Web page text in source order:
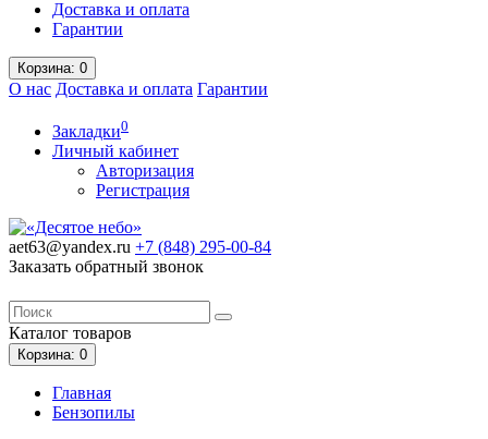
Доставка и оплата
Гарантии
Корзина: 0
О нас Доставка и оплата Гарантии
Закладки0
Личный кабинет
Авторизация
Регистрация
aet63@yandex.ru +7 (848) 295-00-84
Заказать обратный звонок
Каталог товаров
Корзина: 0
Главная
Бензопилы